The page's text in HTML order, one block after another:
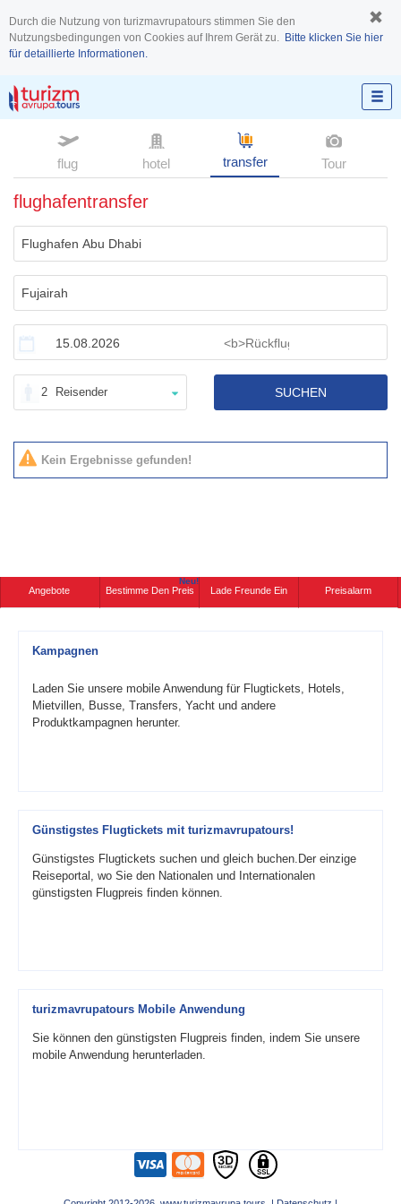
Durch die Nutzung von turizmavrupatours stimmen Sie den
Nutzungsbedingungen von Cookies auf Ihrem Gerät zu. Bitte klicken Sie hier
für detaillierte Informationen.
flug hotel transfer Tour
flughafentransfer
2 Reisender SUCHEN
Kein Ergebnisse gefunden!
Angebote Bestimme Den Preis
Neu!
Lade Freunde Ein Preisalarm
Kampagnen
Laden Sie unsere mobile Anwendung für Flugtickets, Hotels,
Mietvillen, Busse, Transfers, Yacht und andere
Produktkampagnen herunter.
Günstigstes Flugtickets mit turizmavrupatours!
Günstigstes Flugtickets suchen und gleich buchen.Der einzige
Reiseportal, wo Sie den Nationalen und Internationalen
günstigsten Flugpreis finden können.
turizmavrupatours Mobile Anwendung
Sie können den günstigsten Flugpreis finden, indem Sie unsere
mobile Anwendung herunterladen.